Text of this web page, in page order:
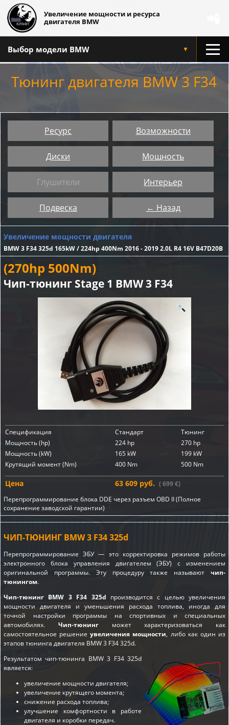
Увеличение мощности и ресурса
двигателя BMW
Выбор модели BMW ▼
Тюнинг двигателя BMW 3 F34
Ресурс Возможности
Диски Мощность
Глушители Интерьер
Подвеска ← Назад
Увеличение мощности двигателя
BMW 3 F34 325d 165kW / 224hp 400Nm 2016 - 2019 2.0L R4 16V B47D20B
(270hp 500Nm)
Чип-тюнинг Stage 1 BMW 3 F34
Спецификация Стандарт
Тюнинг
Мощность (hp)
224 hp
270 hp
Мощность (kW)
165 kW
199 kW
Крутящий момент (Nm)
400 Nm 500 Nm
Цена 63 609 руб. ( 699 €)
Перепрограммирование блока DDE через разъем OBD II (Полное
сохранение заводской гарантии)
ЧИП-ТЮНИНГ BMW 3 F34 325d
Перепрограммирование ЭБУ — это корректировка режимов работы
электронного блока управления двигателем (ЭБУ) с изменением
оригинальной программы. Эту процедуру также называют чип-
тюнингом.
Чип-тюнинг BMW 3 F34 325d производится с целью увеличения
мощности двигателя и уменьшения расхода топлива, иногда для
точной настройки программы на спортивных и специальных
автомобилях. Чип-тюнингможет характеризоваться как
самостоятельное решениеувеличения мощности, либо как один из
этаповтюнинга двигателя BMW 3 F34 325d.
Результатом чип-тюнинга BMW 3 F34 325d
является:
увеличение мощности двигателя;
увеличение крутящего момента;
снижение расхода топлива;
улучшение комфортности в работе
двигателя и коробки передач.